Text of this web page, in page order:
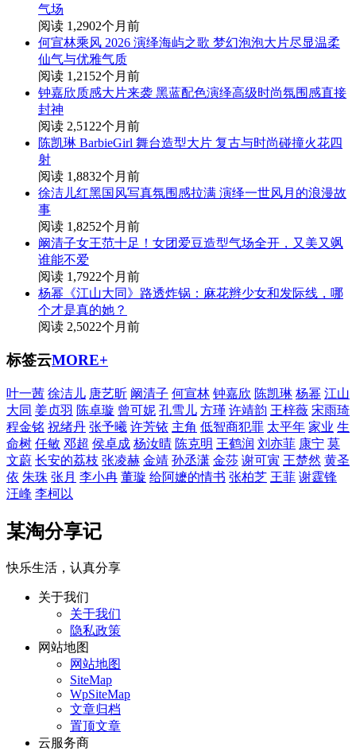
气场
阅读 1,2902个月前
何宣林乘风 2026 演绎海屿之歌 梦幻泡泡大片尽显温柔
仙气与优雅气质
阅读 1,2152个月前
钟嘉欣质感大片来袭 黑蓝配色演绎高级时尚氛围感直接
封神
阅读 2,5122个月前
陈凯琳 BarbieGirl 舞台造型大片 复古与时尚碰撞火花四
射
阅读 1,8832个月前
徐洁儿红黑国风写真氛围感拉满 演绎一世风月的浪漫故
事
阅读 1,8252个月前
阚清子女王范十足！女团爱豆造型气场全开，又美又飒
谁能不爱
阅读 1,7922个月前
杨幂《江山大同》路透炸锅：麻花辫少女和发际线，哪
个才是真的她？
阅读 2,5022个月前
标签云MORE+
叶一茜 徐洁儿 唐艺昕 阚清子 何宣林 钟嘉欣 陈凯琳 杨幂 江山
大同 姜贞羽 陈卓璇 曾可妮 孔雪儿 方瑾 许靖韵 王梓薇 宋雨琦
程金铭 祝绪丹 张予曦 许芳铱 主角 低智商犯罪 太平年 家业 生
命树 任敏 邓超 侯卓成 杨汝晴 陈克明 王鹤润 刘亦菲 康宁 莫
文蔚 长安的荔枝 张凌赫 金靖 孙丞潇 金莎 谢可寅 王楚然 黄圣
依 朱珠 张月 李小冉 董璇 给阿嬷的情书 张柏芝 王菲 谢霆锋
汪峰 李柯以
某淘分享记
快乐生活，认真分享
关于我们
关于我们
隐私政策
网站地图
网站地图
SiteMap
WpSiteMap
文章归档
置顶文章
云服务商